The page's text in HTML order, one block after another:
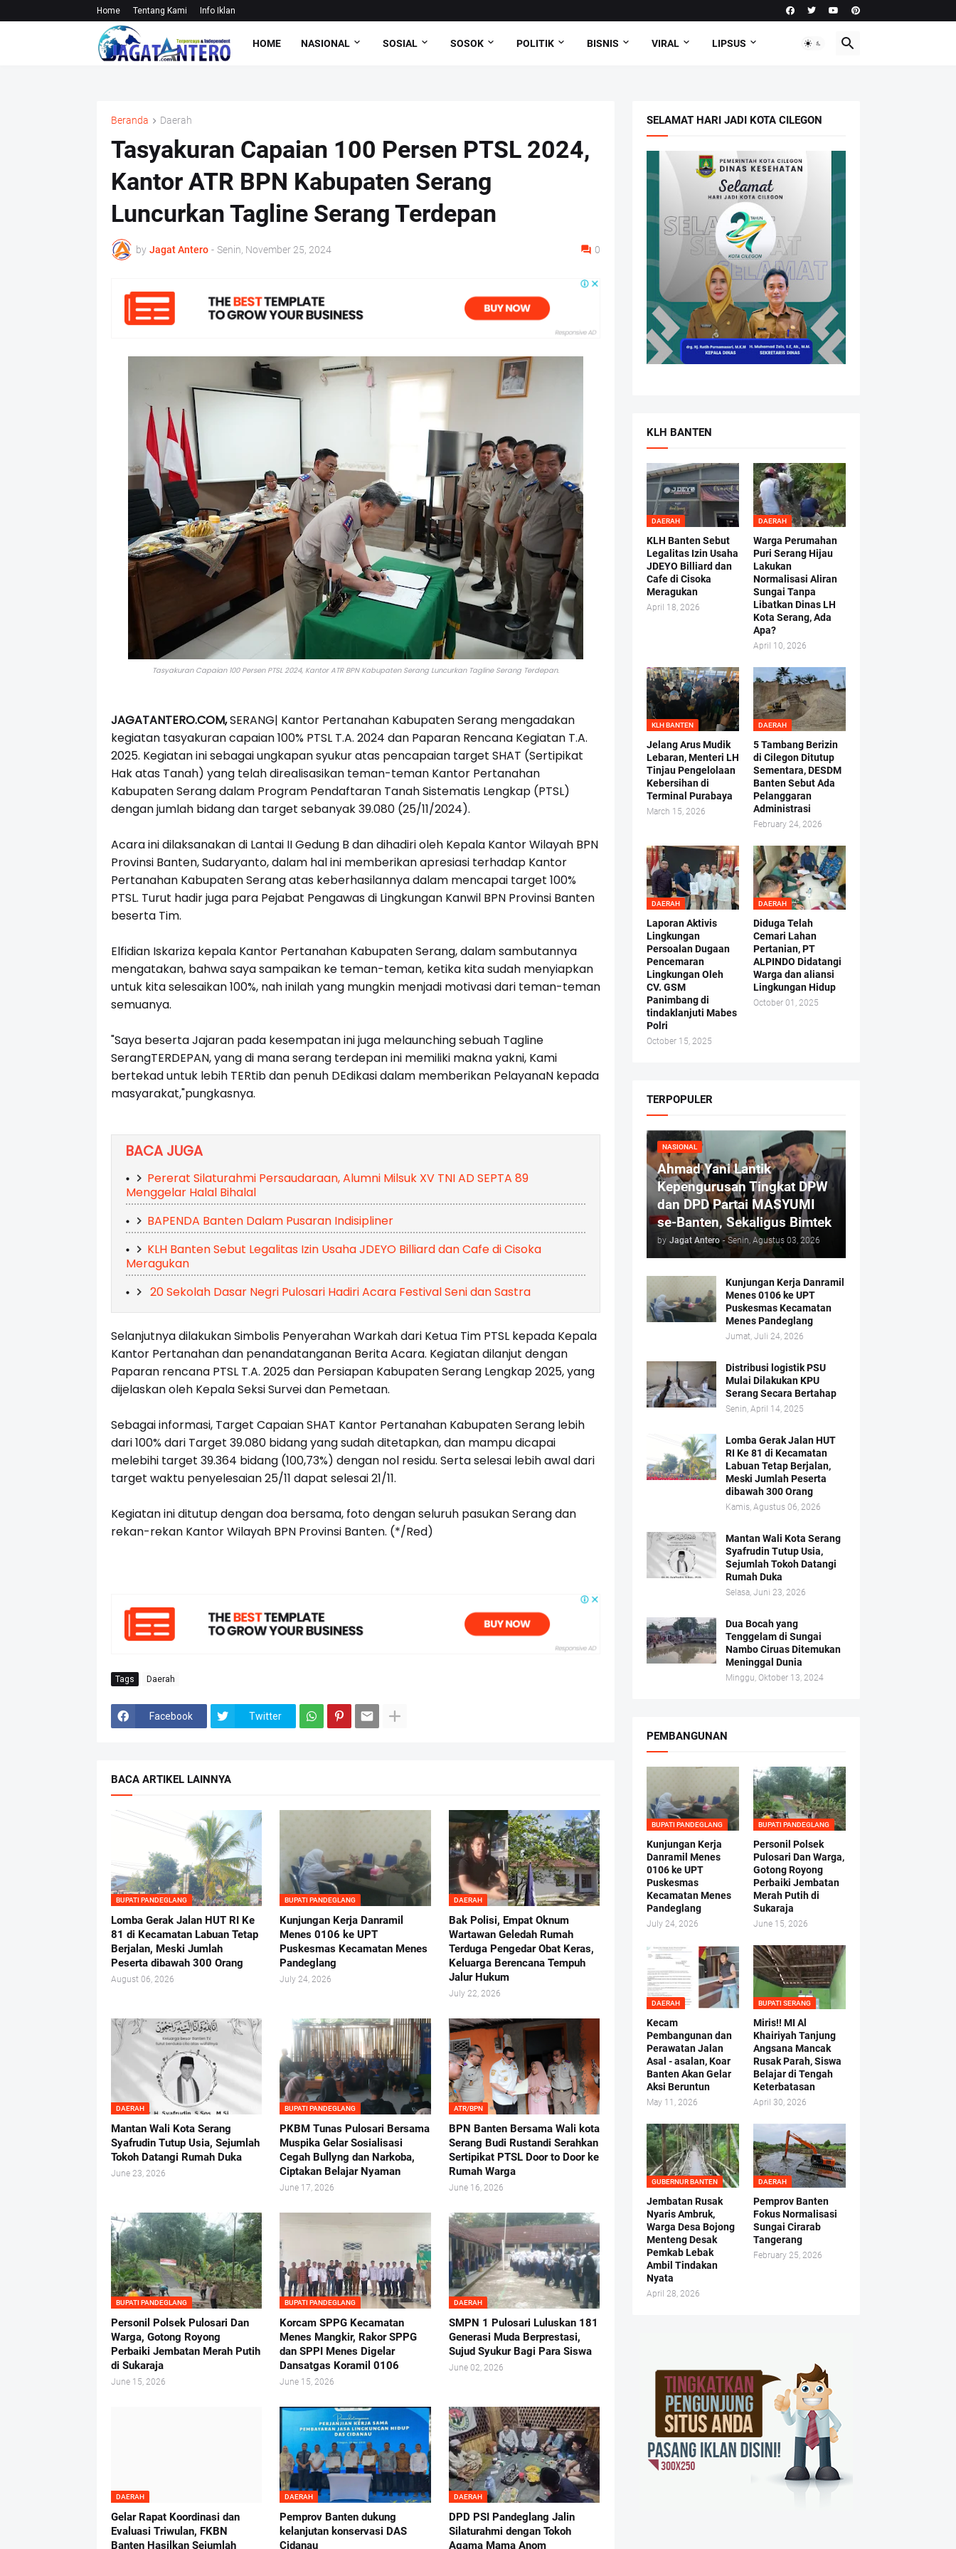
Home Tentang Kami Info Iklan
HOME NASIONAL SOSIAL SOSOK POLITIK BISNIS VIRAL LIPSUS
Beranda Daerah
Tasyakuran Capaian 100 Persen PTSL 2024,
Kantor ATR BPN Kabupaten Serang
Luncurkan Tagline Serang Terdepan
by Jagat Antero - Senin, November 25, 2024 0
Tasyakuran Capaian 100 Persen PTSL 2024, Kantor ATR BPN Kabupaten Serang Luncurkan Tagline Serang Terdepan.
JAGATANTERO.COM,SERANG| Kantor Pertanahan Kabupaten Serang mengadakan
kegiatan tasyakuran capaian 100% PTSL T.A. 2024 dan Paparan Rencana Kegiatan T.A.
2025. Kegiatan ini sebagai ungkapan syukur atas pencapaian target SHAT (Sertipikat
Hak atas Tanah) yang telah direalisasikan teman-teman Kantor Pertanahan
Kabupaten Serang dalam Program Pendaftaran Tanah Sistematis Lengkap (PTSL)
dengan jumlah bidang dan target sebanyak 39.080 (25/11/2024).
Acara ini dilaksanakan di Lantai II Gedung B dan dihadiri oleh Kepala Kantor Wilayah BPN
Provinsi Banten, Sudaryanto, dalam hal ini memberikan apresiasi terhadap Kantor
Pertanahan Kabupaten Serang atas keberhasilannya dalam mencapai target 100%
PTSL. Turut hadir juga para Pejabat Pengawas di Lingkungan Kanwil BPN Provinsi Banten
beserta Tim.
Elfidian Iskariza kepala Kantor Pertanahan Kabupaten Serang, dalam sambutannya
mengatakan, bahwa saya sampaikan ke teman-teman, ketika kita sudah menyiapkan
untuk kita selesaikan 100%, nah inilah yang mungkin menjadi motivasi dari teman-teman
semuanya.
"Saya beserta Jajaran pada kesempatan ini juga melaunching sebuah Tagline
SerangTERDEPAN, yang di mana serang terdepan ini memiliki makna yakni, Kami
bertekad untuk lebih TERtib dan penuh DEdikasi dalam memberikan PelayanaN kepada
masyarakat,"pungkasnya.
BACA JUGA
Pererat Silaturahmi Persaudaraan, Alumni Milsuk XV TNI AD SEPTA 89
Menggelar Halal Bihalal
BAPENDA Banten Dalam Pusaran Indisipliner
KLH Banten Sebut Legalitas Izin Usaha JDEYO Billiard dan Cafe di Cisoka
Meragukan
20 Sekolah Dasar Negri Pulosari Hadiri Acara Festival Seni dan Sastra
Selanjutnya dilakukan Simbolis Penyerahan Warkah dari Ketua Tim PTSL kepada Kepala
Kantor Pertanahan dan penandatanganan Berita Acara. Kegiatan dilanjut dengan
Paparan rencana PTSL T.A. 2025 dan Persiapan Kabupaten Serang Lengkap 2025, yang
dijelaskan oleh Kepala Seksi Survei dan Pemetaan.
Sebagai informasi, Target Capaian SHAT Kantor Pertanahan Kabupaten Serang lebih
dari 100% dari Target 39.080 bidang yang sudah ditetapkan, dan mampu dicapai
melebihi target 39.364 bidang (100,73%) dengan nol residu. Serta selesai lebih awal dari
target waktu penyelesaian 25/11 dapat selesai 21/11.
Kegiatan ini ditutup dengan doa bersama, foto dengan seluruh pasukan Serang dan
rekan-rekan Kantor Wilayah BPN Provinsi Banten. (*/Red)
Tags Daerah
Facebook Twitter
BACA ARTIKEL LAINNYA
BUPATI PANDEGLANG
Lomba Gerak Jalan HUT RI Ke
81 di Kecamatan Labuan Tetap
Berjalan, Meski Jumlah
Peserta dibawah 300 Orang
August 06, 2026
BUPATI PANDEGLANG
Kunjungan Kerja Danramil
Menes 0106 ke UPT
Puskesmas Kecamatan Menes
Pandeglang
July 24, 2026
DAERAH
Bak Polisi, Empat Oknum
Wartawan Geledah Rumah
Terduga Pengedar Obat Keras,
Keluarga Berencana Tempuh
Jalur Hukum
July 22, 2026
DAERAH
Mantan Wali Kota Serang
Syafrudin Tutup Usia, Sejumlah
Tokoh Datangi Rumah Duka
June 23, 2026
BUPATI PANDEGLANG
PKBM Tunas Pulosari Bersama
Muspika Gelar Sosialisasi
Cegah Bullyng dan Narkoba,
Ciptakan Belajar Nyaman
June 17, 2026
ATR/BPN
BPN Banten Bersama Wali kota
Serang Budi Rustandi Serahkan
Sertipikat PTSL Door to Door ke
Rumah Warga
June 16, 2026
BUPATI PANDEGLANG
Personil Polsek Pulosari Dan
Warga, Gotong Royong
Perbaiki Jembatan Merah Putih
di Sukaraja
June 15, 2026
BUPATI PANDEGLANG
Korcam SPPG Kecamatan
Menes Mangkir, Rakor SPPG
dan SPPI Menes Digelar
Dansatgas Koramil 0106
June 15, 2026
DAERAH
SMPN 1 Pulosari Luluskan 181
Generasi Muda Berprestasi,
Sujud Syukur Bagi Para Siswa
June 02, 2026
DAERAH
Gelar Rapat Koordinasi dan
Evaluasi Triwulan, FKBN
Banten Hasilkan Sejumlah
DAERAH
Pemprov Banten dukung
kelanjutan konservasi DAS
Cidanau
DAERAH
DPD PSI Pandeglang Jalin
Silaturahmi dengan Tokoh
Agama Mama Anom
SELAMAT HARI JADI KOTA CILEGON
KLH BANTEN
DAERAH
KLH Banten Sebut
Legalitas Izin Usaha
JDEYO Billiard dan
Cafe di Cisoka
Meragukan
April 18, 2026
DAERAH
Warga Perumahan
Puri Serang Hijau
Lakukan
Normalisasi Aliran
Sungai Tanpa
Libatkan Dinas LH
Kota Serang, Ada
Apa?
April 10, 2026
KLH BANTEN
Jelang Arus Mudik
Lebaran, Menteri LH
Tinjau Pengelolaan
Kebersihan di
Terminal Purabaya
March 15, 2026
DAERAH
5 Tambang Berizin
di Cilegon Ditutup
Sementara, DESDM
Banten Sebut Ada
Pelanggaran
Administrasi
February 24, 2026
DAERAH
Laporan Aktivis
Lingkungan
Persoalan Dugaan
Pencemaran
Lingkungan Oleh
CV. GSM
Panimbang di
tindaklanjuti Mabes
Polri
October 15, 2025
DAERAH
Diduga Telah
Cemari Lahan
Pertanian, PT
ALPINDO Didatangi
Warga dan aliansi
Lingkungan Hidup
October 01, 2025
TERPOPULER
NASIONAL
Ahmad Yani Lantik
Kepengurusan Tingkat DPW
dan DPD Partai MASYUMI
se-Banten, Sekaligus Bimtek
by Jagat Antero - Senin, Agustus 03, 2026
Kunjungan Kerja Danramil
Menes 0106 ke UPT
Puskesmas Kecamatan
Menes Pandeglang
Jumat, Juli 24, 2026
Distribusi logistik PSU
Mulai Dilakukan KPU
Serang Secara Bertahap
Senin, April 14, 2025
Lomba Gerak Jalan HUT
RI Ke 81 di Kecamatan
Labuan Tetap Berjalan,
Meski Jumlah Peserta
dibawah 300 Orang
Kamis, Agustus 06, 2026
Mantan Wali Kota Serang
Syafrudin Tutup Usia,
Sejumlah Tokoh Datangi
Rumah Duka
Selasa, Juni 23, 2026
Dua Bocah yang
Tenggelam di Sungai
Nambo Ciruas Ditemukan
Meninggal Dunia
Minggu, Oktober 13, 2024
PEMBANGUNAN
BUPATI PANDEGLANG
Kunjungan Kerja
Danramil Menes
0106 ke UPT
Puskesmas
Kecamatan Menes
Pandeglang
July 24, 2026
BUPATI PANDEGLANG
Personil Polsek
Pulosari Dan Warga,
Gotong Royong
Perbaiki Jembatan
Merah Putih di
Sukaraja
June 15, 2026
DAERAH
Kecam
Pembangunan dan
Perawatan Jalan
Asal - asalan, Koar
Banten Akan Gelar
Aksi Beruntun
May 11, 2026
BUPATI SERANG
Miris!! MI Al
Khairiyah Tanjung
Angsana Mancak
Rusak Parah, Siswa
Belajar di Tengah
Keterbatasan
April 30, 2026
GUBERNUR BANTEN
Jembatan Rusak
Nyaris Ambruk,
Warga Desa Bojong
Menteng Desak
Pemkab Lebak
Ambil Tindakan
Nyata
April 28, 2026
DAERAH
Pemprov Banten
Fokus Normalisasi
Sungai Cirarab
Tangerang
February 25, 2026